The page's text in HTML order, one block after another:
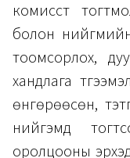
комисст
болон нийгмийн
тоомсорлох,
хандлага
өнгөрөөсөн,
нийгэмд
оролцооны